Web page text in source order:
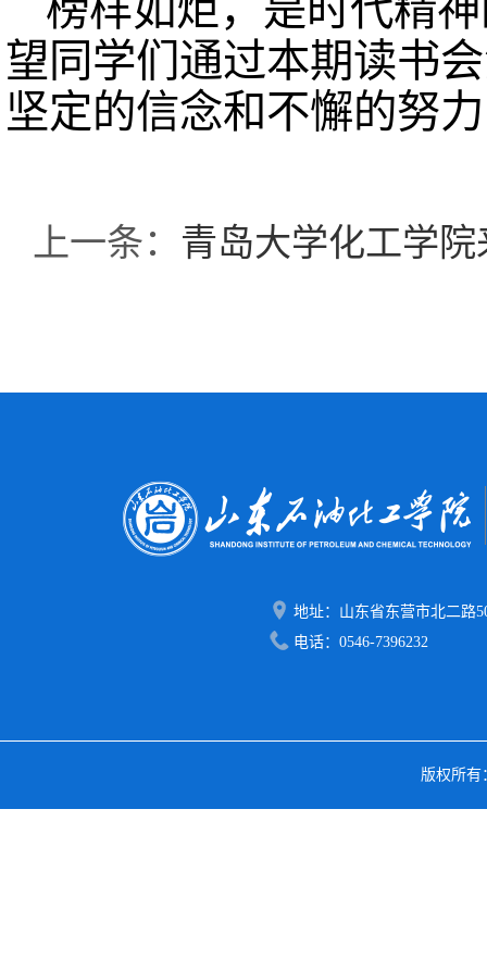
榜样如炬，是时代精
望同学们通过本期读书
坚定的信念和不懈的努
上一条： 青岛大学化工学
地址：山东省东营市北二路
电话：0546-7396232
版权所